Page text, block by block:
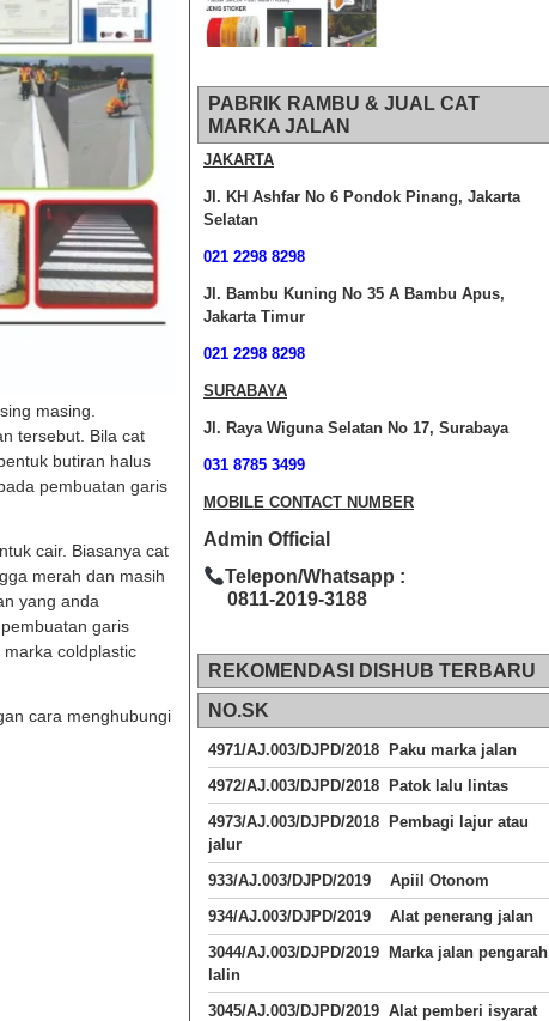
masing.
tersebut. Bila cat
butiran halus
pembuatan garis
cair. Biasanya cat
merah dan masih
yang anda
garis
coldplastic
cara menghubungi
PABRIK RAMBU & JUAL CAT
MARKA JALAN
JAKARTA
Jl. KH Ashfar No 6 Pondok Pinang, Jakarta
Selatan
021 2298 8298
Jl. Bambu Kuning No 35 A Bambu Apus,
Jakarta Timur
021 2298 8298
SURABAYA
Jl. Raya Wiguna Selatan No 17, Surabaya
031 8785 3499
MOBILE CONTACT NUMBER
Admin Official
Telepon/Whatsapp :
0811-2019-3188
REKOMENDASI DISHUB TERBARU
NO.SK
4971/AJ.003/DJPD/2018 Paku marka jalan
4972/AJ.003/DJPD/2018 Patok lalu lintas
4973/AJ.003/DJPD/2018
Pembagi lajur atau
jalur
933/AJ.003/DJPD/2019 Apiil Otonom
934/AJ.003/DJPD/2019 Alat penerang jalan
3044/AJ.003/DJPD/2019 Marka jalan pengarah
lalin
3045/AJ.003/DJPD/2019 Alat pemberi isyarat